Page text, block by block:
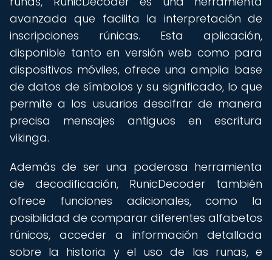
avanzada que facilita la interpretación de
inscripciones rúnicas. Esta aplicación,
disponible tanto en versión web como para
dispositivos móviles, ofrece una amplia base
de datos de símbolos y su significado, lo que
permite a los usuarios descifrar de manera
precisa mensajes antiguos en escritura
vikinga.
Además de ser una poderosa herramienta
de decodificación, RunicDecoder también
ofrece funciones adicionales, como la
posibilidad de comparar diferentes alfabetos
rúnicos, acceder a información detallada
sobre la historia y el uso de las runas, e